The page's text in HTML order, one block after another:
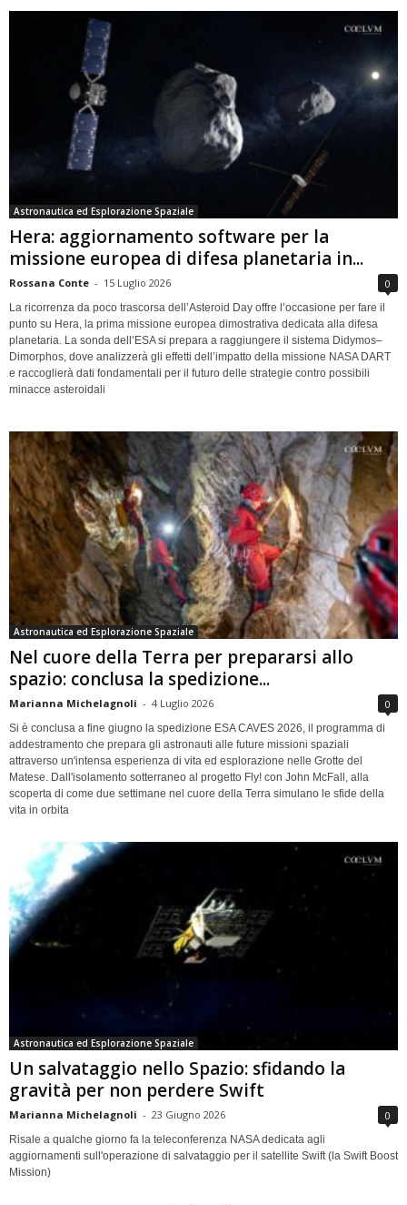
Astronautica ed Esplorazione Spaziale
Hera: aggiornamento software per la
missione europea di difesa planetaria in...
Rossana Conte - 15 Luglio 2026 0
La ricorrenza da poco trascorsa dell’Asteroid Day offre l’occasione per fare il
punto su Hera, la prima missione europea dimostrativa dedicata alla difesa
planetaria. La sonda dell’ESA si prepara a raggiungere il sistema Didymos–
Dimorphos, dove analizzerà gli effetti dell’impatto della missione NASA DART
e raccoglierà dati fondamentali per il futuro delle strategie contro possibili
minacce asteroidali
Astronautica ed Esplorazione Spaziale
Nel cuore della Terra per prepararsi allo
spazio: conclusa la spedizione...
Marianna Michelagnoli - 4 Luglio 2026 0
Si è conclusa a fine giugno la spedizione ESA CAVES 2026, il programma di
addestramento che prepara gli astronauti alle future missioni spaziali
attraverso un'intensa esperienza di vita ed esplorazione nelle Grotte del
Matese. Dall'isolamento sotterraneo al progetto Fly! con John McFall, alla
scoperta di come due settimane nel cuore della Terra simulano le sfide della
vita in orbita
Astronautica ed Esplorazione Spaziale
Un salvataggio nello Spazio: sfidando la
gravità per non perdere Swift
Marianna Michelagnoli - 23 Giugno 2026 0
Risale a qualche giorno fa la teleconferenza NASA dedicata agli
aggiornamenti sull'operazione di salvataggio per il satellite Swift (la Swift Boost
Mission)